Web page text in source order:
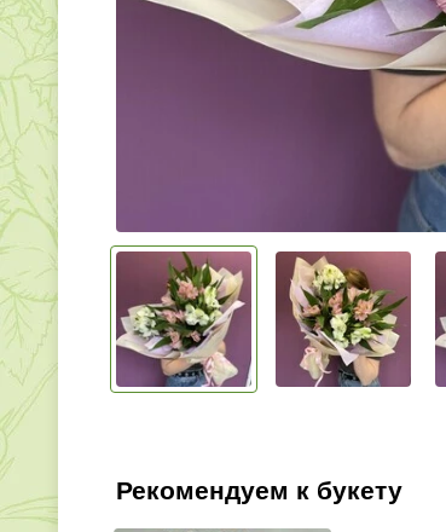
Рекомендуем к букету